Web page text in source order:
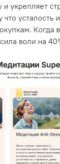
укрепляет
усталость
Когда
воли на